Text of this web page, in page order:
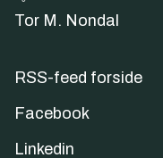
Tor M. Nondal
RSS-feed forside
Facebook
Linkedin